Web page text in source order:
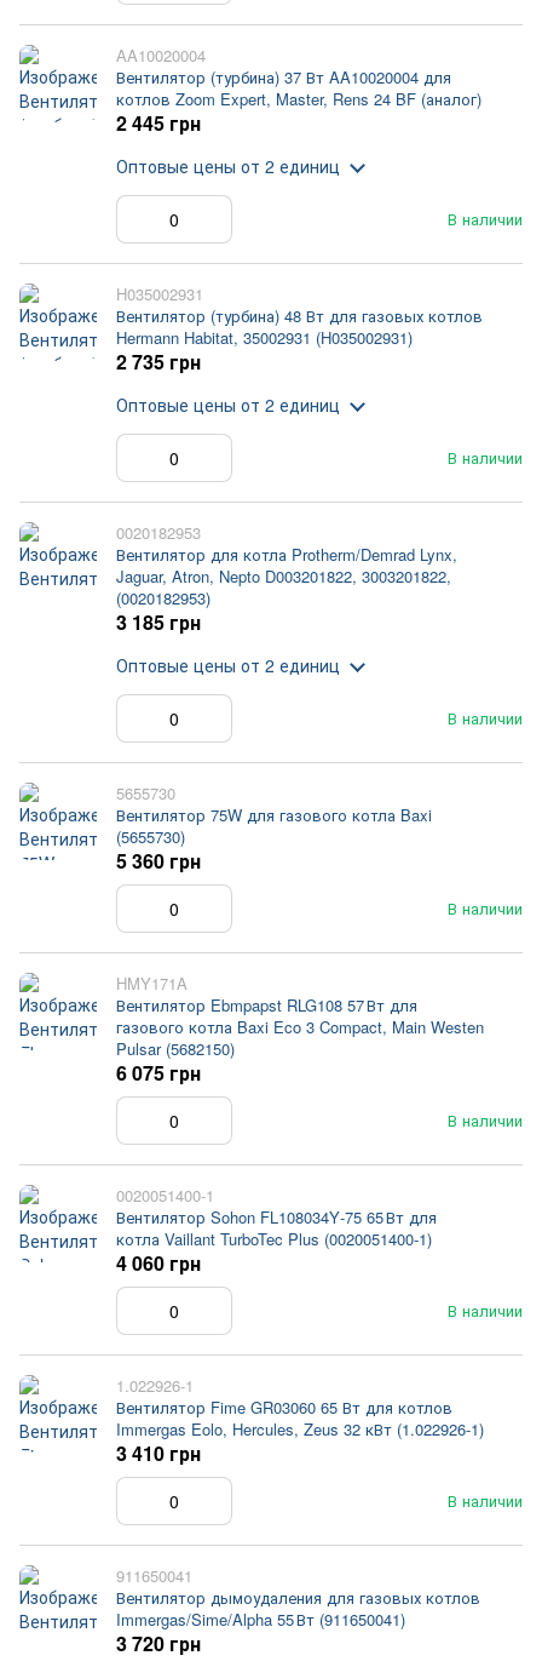
AA10020004
Вентилятор (турбина) 37 Вт AA10020004 для
котлов Zoom Expert, Master, Rens 24 BF (аналог)
В наличии
2 445 грн
Оптовые цены от 2 единиц
H035002931
Вентилятор (турбина) 48 Вт для газовых котлов
Hermann Habitat, 35002931 (H035002931)
В наличии
2 735 грн
Оптовые цены от 2 единиц
0020182953
Вентилятор для котла Protherm/Demrad Lynx,
Jaguar, Atron, Nepto D003201822, 3003201822,
(0020182953)
В наличии
3 185 грн
Оптовые цены от 2 единиц
5655730
Вентилятор 75W для газового котла Baxi
(5655730)
В наличии
5 360 грн
HMY171A
Вентилятор Ebmpapst RLG108 57 Вт для
газового котла Baxi Eco 3 Compact, Main Westen
Pulsar (5682150)
В наличии
6 075 грн
0020051400-1
Вентилятор Sohon FL108034Y‑75 65 Вт для
котла Vaillant TurboTec Plus (0020051400-1)
В наличии
4 060 грн
1.022926-1
Вентилятор Fime GR03060 65 Вт для котлов
Immergas Eolo, Hercules, Zeus 32 кВт (1.022926-1)
В наличии
3 410 грн
911650041
Вентилятор дымоудаления для газовых котлов
Immergas/Sime/Alpha 55 Вт (911650041)
3 720 грн